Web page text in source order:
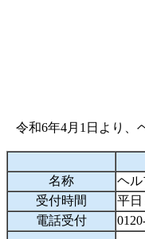
令和6年4月1日より、
名称
ヘル
受付時間
平
電話受付